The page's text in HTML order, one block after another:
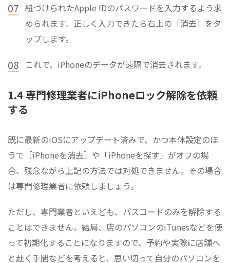
07 紐づけられたApple IDのパスワードを入力するよう求
められます。正しく入力できたら右上の［消去］をタ
ップします。
08 これで、iPhoneのデータが遠隔で消去されます。
1.4 専門修理業者にiPhoneロック解除を依頼
する
既に最新のiOSにアップデート済みで、かつ本体設定のほ
うで［iPhoneを消去］や「iPhoneを探す」がオフの場
合、残念ながら上記の方法では対処できません。その場合
は専門修理業者に依頼しましょう。
ただし、専門業者といえども、パスコードのみを解除する
ことはできません。結局、店のパソコンのiTunesなどを使
って初期化することになりますので、予約や実際に店舗へ
と赴く手間などを考えると、思い切って自分のパソコンを